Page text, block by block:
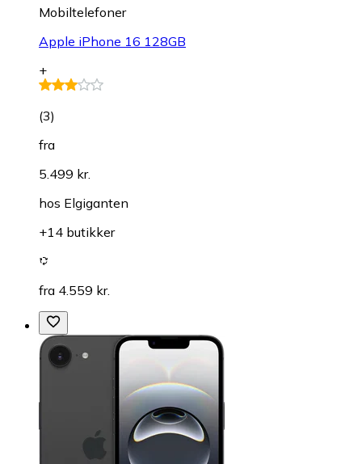
Mobiltelefoner
Apple iPhone 16 128GB
+
(3)
fra
5.499 kr.
hos Elgiganten
+14 butikker
fra 4.559 kr.